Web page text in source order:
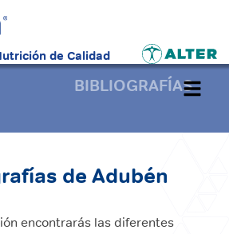
de Calidad
Alternar
BIBLIOGRAFÍAS
de Adubén
encontrarás las diferentes